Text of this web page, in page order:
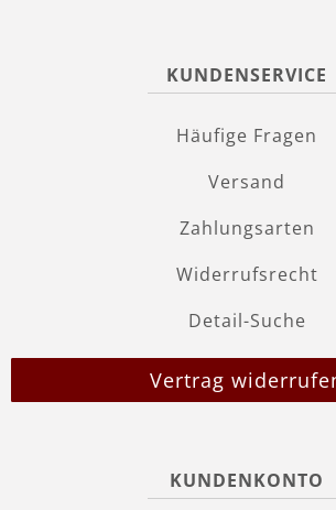
KUNDENSERVICE
Häufige Fragen
Versand
Zahlungsarten
Widerrufsrecht
Detail-Suche
Vertrag
KUNDENKONTO